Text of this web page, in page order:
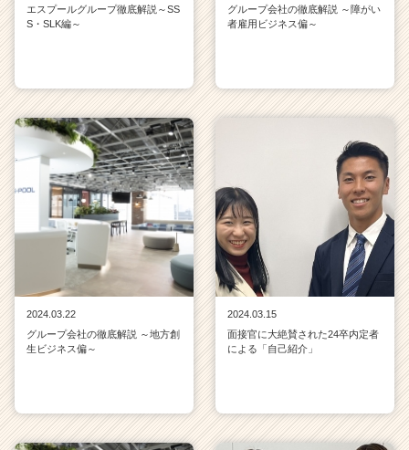
エスプールグループ徹底解説～SS
S・SLK編～
グループ会社の徹底解説 ～障がい
者雇用ビジネス偏～
2024.03.22
グループ会社の徹底解説 ～地方創
生ビジネス偏～
2024.03.15
面接官に大絶賛された24卒内定者
による「自己紹介」